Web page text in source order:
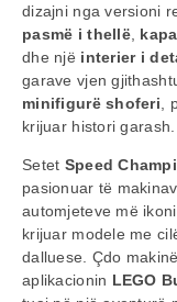
dizajni nga versioni
pasmë i thellë,
dhe një interier i
garave vjen
minifigurë shoferi ,
krijuar histori garash.
Setet Speed
pasionuar të
automjeteve më
krijuar modele me
dalluese. Çdo
aplikacionin LEGO